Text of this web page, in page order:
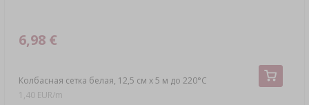
Колбасная сетка белая, 12,5 см x 5 м до 220°C
6,98 €
1,40 EUR/m